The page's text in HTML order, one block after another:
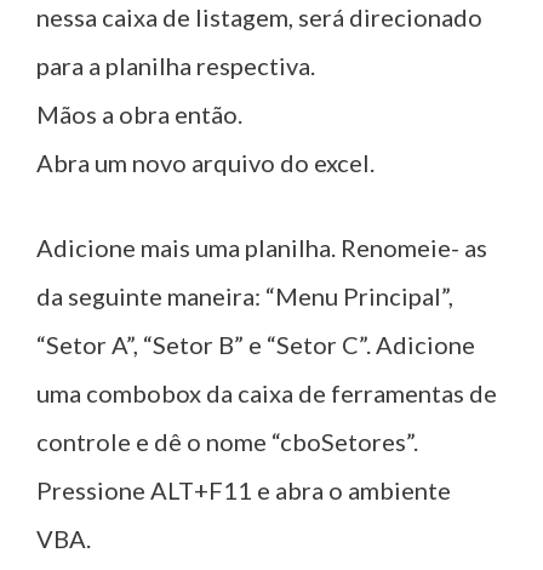
nessa caixa de listagem, será direcionado
para a planilha respectiva.
Mãos a obra então.
Abra um novo arquivo do excel.
Adicione mais uma planilha. Renomeie- as
da seguinte maneira: “Menu Principal”,
“Setor A”, “Setor B” e “Setor C”. Adicione
uma combobox da caixa de ferramentas de
controle e dê o nome “cboSetores”.
Pressione ALT+F11 e abra o ambiente
VBA.